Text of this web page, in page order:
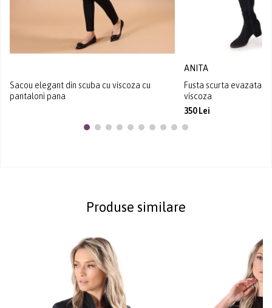
Sacou elegant din scuba cu viscoza cu
pantaloni pana
ANITA
Fusta scurta evazata
viscoza
350 Lei
Produse similare